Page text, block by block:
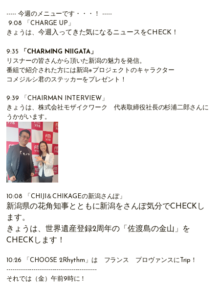
----- 今週のメニューです・・・！ -----
9:08
「CHARGE UP」
きょうは、今週入ってきた気になるニュースをCHECK！
9:35 「 CHARMING NIIGATA」
リスナーの皆さんから頂いた新潟の魅力を発信。
番組で紹介された方には新潟※プロジェクトのキャラクター
コメジルシ君のステッカーをプレゼント！
9:39 「 CHAIRMAN INTERVIEW 」
きょうは、株式会社モザイクワーク 代表取締役社長の杉浦二郎さんに
うかがいます。
10:08 「CHIJI＆CHIKAGEの新潟さんぽ」
新潟県の花角知事とともに新潟をさんぽ気分でCHECKし
ます。
きょうは、世界遺産登録2周年の「佐渡島の金山」を
CHECKします！
10:26 「CHOOSE 2Rhythm」 は フランス プロヴァンスにTrip！
-----------------------------------------------
それでは（金）午前9時に！